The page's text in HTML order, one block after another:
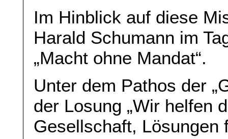
Im Hinblick auf diese
Harald Schumann im
„Macht ohne Mandat“.
Unter dem Pathos der
der Losung „Wir helfen
Gesellschaft, Lösungen